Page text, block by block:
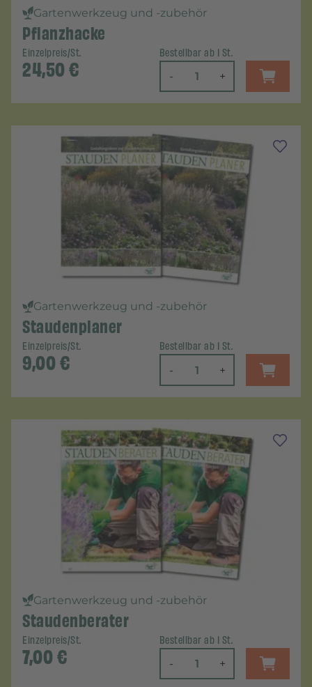
Gartenwerkzeug und -zubehör
Pflanzhacke
Einzelpreis/St.
24,50€
Bestellbar ab 1 St.
- +
Gartenwerkzeug und -zubehör
Staudenplaner
Einzelpreis/St.
9,00€
Bestellbar ab 1 St.
- +
Gartenwerkzeug und -zubehör
Staudenberater
Einzelpreis/St.
7,00€
Bestellbar ab 1 St.
- +